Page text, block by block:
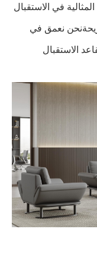
في الاستقبال
نعمق في
الاستقبال